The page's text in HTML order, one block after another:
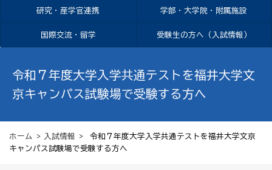
研究・産学官連携 学部・大学院・附属施設
国際交流・留学 受験生の方へ（入試情報）
令和７年度大学入学共通テストを福井大学文
京キャンパス試験場で受験する方へ
ホーム > 入試情報 > 令和７年度大学入学共通テストを福井大学文京
キャンパス試験場で受験する方へ